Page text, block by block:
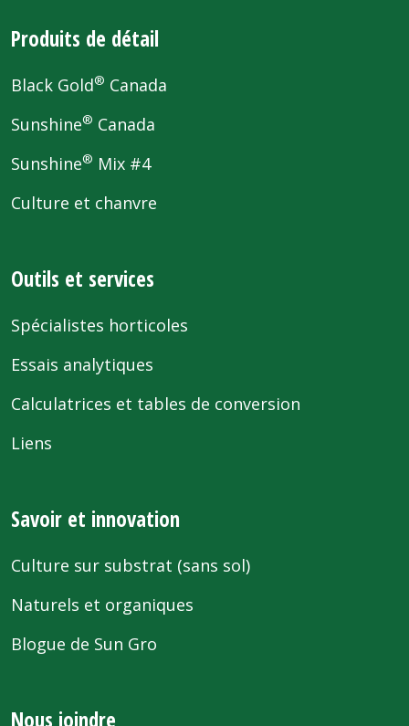
Produits de détail
Black Gold® Canada
Sunshine® Canada
Sunshine® Mix #4
Culture et chanvre
Outils et services
Spécialistes horticoles
Essais analytiques
Calculatrices et tables de conversion
Liens
Savoir et innovation
Culture sur substrat (sans sol)
Naturels et organiques
Blogue de Sun Gro
Nous joindre